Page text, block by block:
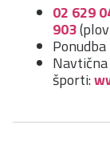
02 629
903
športi: